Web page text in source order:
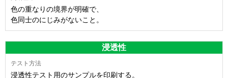
色の重なりの境界が明確で、
色同士のにじみがないこと。
浸透性
浸透性テスト用のサンプルを印刷する。